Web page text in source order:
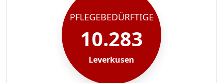
PFLEGEBEDÜRFTIGE
10.283
Leverkusen